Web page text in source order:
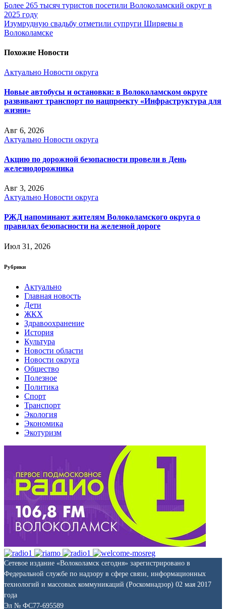
Более 265 тысяч туристов посетили Волоколамский округ в
2025 году
Изумрудную свадьбу отметили супруги Ширяевы в
Волоколамске
Похожие Новости
Актуально Новости округа
Новые автобусы и остановки: в Волоколамском округе
развивают транспорт по нацпроекту «Инфраструктура для
жизни»
Авг 6, 2026
Актуально Новости округа
Акцию по дорожной безопасности провели в День
железнодорожника
Авг 3, 2026
Актуально Новости округа
РЖД напоминают жителям Волоколамского округа о
правилах безопасности на железной дороге
Июл 31, 2026
Рубрики
Актуально
Главная новость
Дети
ЖКХ
Здравоохранение
История
Культура
Новости области
Новости округа
Общество
Полезное
Политика
Спорт
Транспорт
Экология
Экономика
Экотуризм
Сетевое издание «Волоколамск сегодня» зарегистрировано в
Федеральной службе по надзору в сфере связи, информационных
технологий и массовых коммуникаций (Роскомнадзор) 02 мая 2017
года
Эл № ФС77-695589